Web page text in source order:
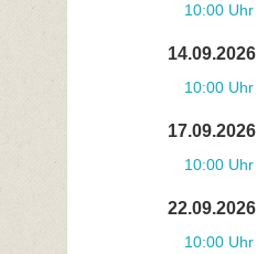
10:00 Uhr
14.09.2026
10:00 Uhr
17.09.2026
10:00 Uhr
22.09.2026
10:00 Uhr